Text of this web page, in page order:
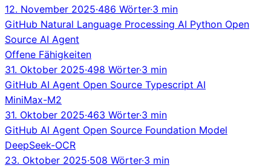
12. November 2025·486 Wörter·3 min
GitHub Natural Language Processing AI Python Open
Source AI Agent
Offene Fähigkeiten
31. Oktober 2025·498 Wörter·3 min
GitHub AI Agent Open Source Typescript AI
MiniMax-M2
31. Oktober 2025·463 Wörter·3 min
GitHub AI Agent Open Source Foundation Model
DeepSeek-OCR
23. Oktober 2025·508 Wörter·3 min